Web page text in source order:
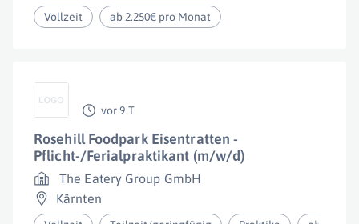
Vollzeit ab 2.250€ pro Monat
vor 9 T
Rosehill Foodpark Eisentratten -
Pflicht-/Ferialpraktikant (m/w/d)
The Eatery Group GmbH
Kärnten